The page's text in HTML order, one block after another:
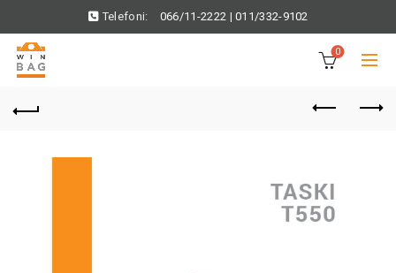
Telefoni: 066/11-2222 |011/332-9102
0